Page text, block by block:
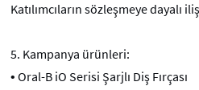
Katılımcıların sözleşmeye
5. Kampanya ürünleri:
• Oral-B iO Serisi Şarjlı Diş Fırçası